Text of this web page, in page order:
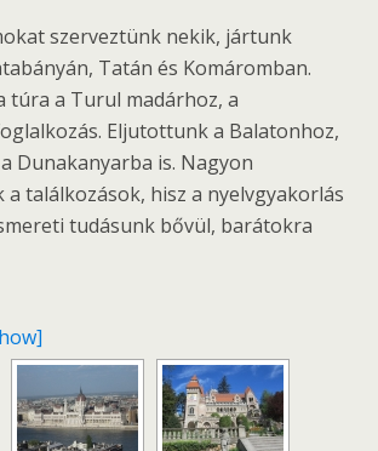
szerveztünk nekik, jártunk
Tatán és Komáromban.
túra a Turul madárhoz, a
Eljutottunk a Balatonhoz,
Dunakanyarba is. Nagyon
a találkozások, hisz a nyelvgyakorlás
tudásunk bővül, barátokra